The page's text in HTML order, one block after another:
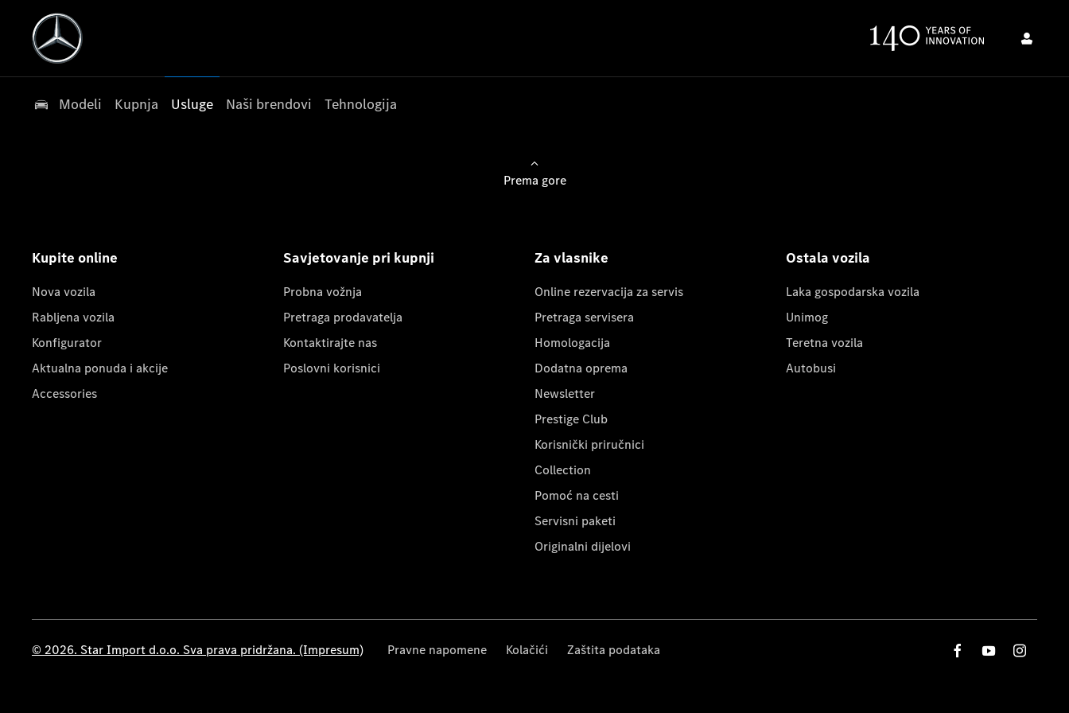
Modeli Kupnja Usluge Naši brendovi Tehnologija
Prema gore
Kupite online
Nova vozila
Rabljena vozila
Konfigurator
Aktualna ponuda i akcije
Accessories
Savjetovanje pri kupnji
Probna vožnja
Pretraga prodavatelja
Kontaktirajte nas
Poslovni korisnici
Za vlasnike
Online rezervacija za servis
Pretraga servisera
Homologacija
Dodatna oprema
Newsletter
Prestige Club
Korisnički priručnici
Collection
Pomoć na cesti
Servisni paketi
Originalni dijelovi
Ostala vozila
Laka gospodarska vozila
Unimog
Teretna vozila
Autobusi
© 2026. Star Import d.o.o. Sva prava pridržana. (Impresum) Pravne napomene Kolačići Zaštita podataka